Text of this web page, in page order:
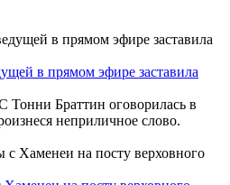
в прямом эфире заставила
Тонни Браттин оговорилась в
неприличное слово.